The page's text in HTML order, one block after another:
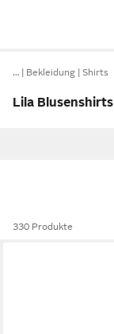
… Bekleidung Shirts
Lila Blusenshirts
330 Produkte